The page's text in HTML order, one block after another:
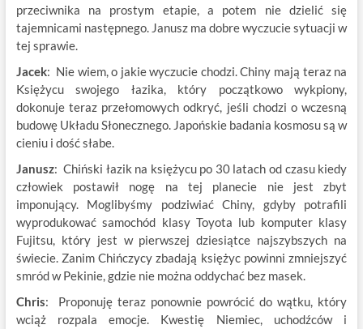
przeciwnika na prostym etapie, a potem nie dzielić się
tajemnicami następnego. Janusz ma dobre wyczucie sytuacji w
tej sprawie.
Jacek: Nie wiem, o jakie wyczucie chodzi. Chiny mają teraz na
Księżycu swojego łazika, który początkowo wykpiony,
dokonuje teraz przełomowych odkryć, jeśli chodzi o wczesną
budowę Układu Słonecznego. Japońskie badania kosmosu są w
cieniu i dość słabe.
Janusz: Chiński łazik na księżycu po 30 latach od czasu kiedy
człowiek postawił nogę na tej planecie nie jest zbyt
imponujący. Moglibyśmy podziwiać Chiny, gdyby potrafili
wyprodukować samochód klasy Toyota lub komputer klasy
Fujitsu, który jest w pierwszej dziesiątce najszybszych na
świecie. Zanim Chińczycy zbadają księżyc powinni zmniejszyć
smród w Pekinie, gdzie nie można oddychać bez masek.
Chris: Proponuję teraz ponownie powrócić do wątku, który
wciąż rozpala emocje. Kwestię Niemiec, uchodźców i